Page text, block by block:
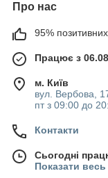
Про нас
95% позитивних
Працює з
м. Київ
вул. Вербова,
пт з 09:00 до
Контакти
Сьогодні
Показати